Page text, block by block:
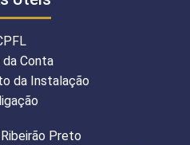
da Conta
da Instalação
Preto